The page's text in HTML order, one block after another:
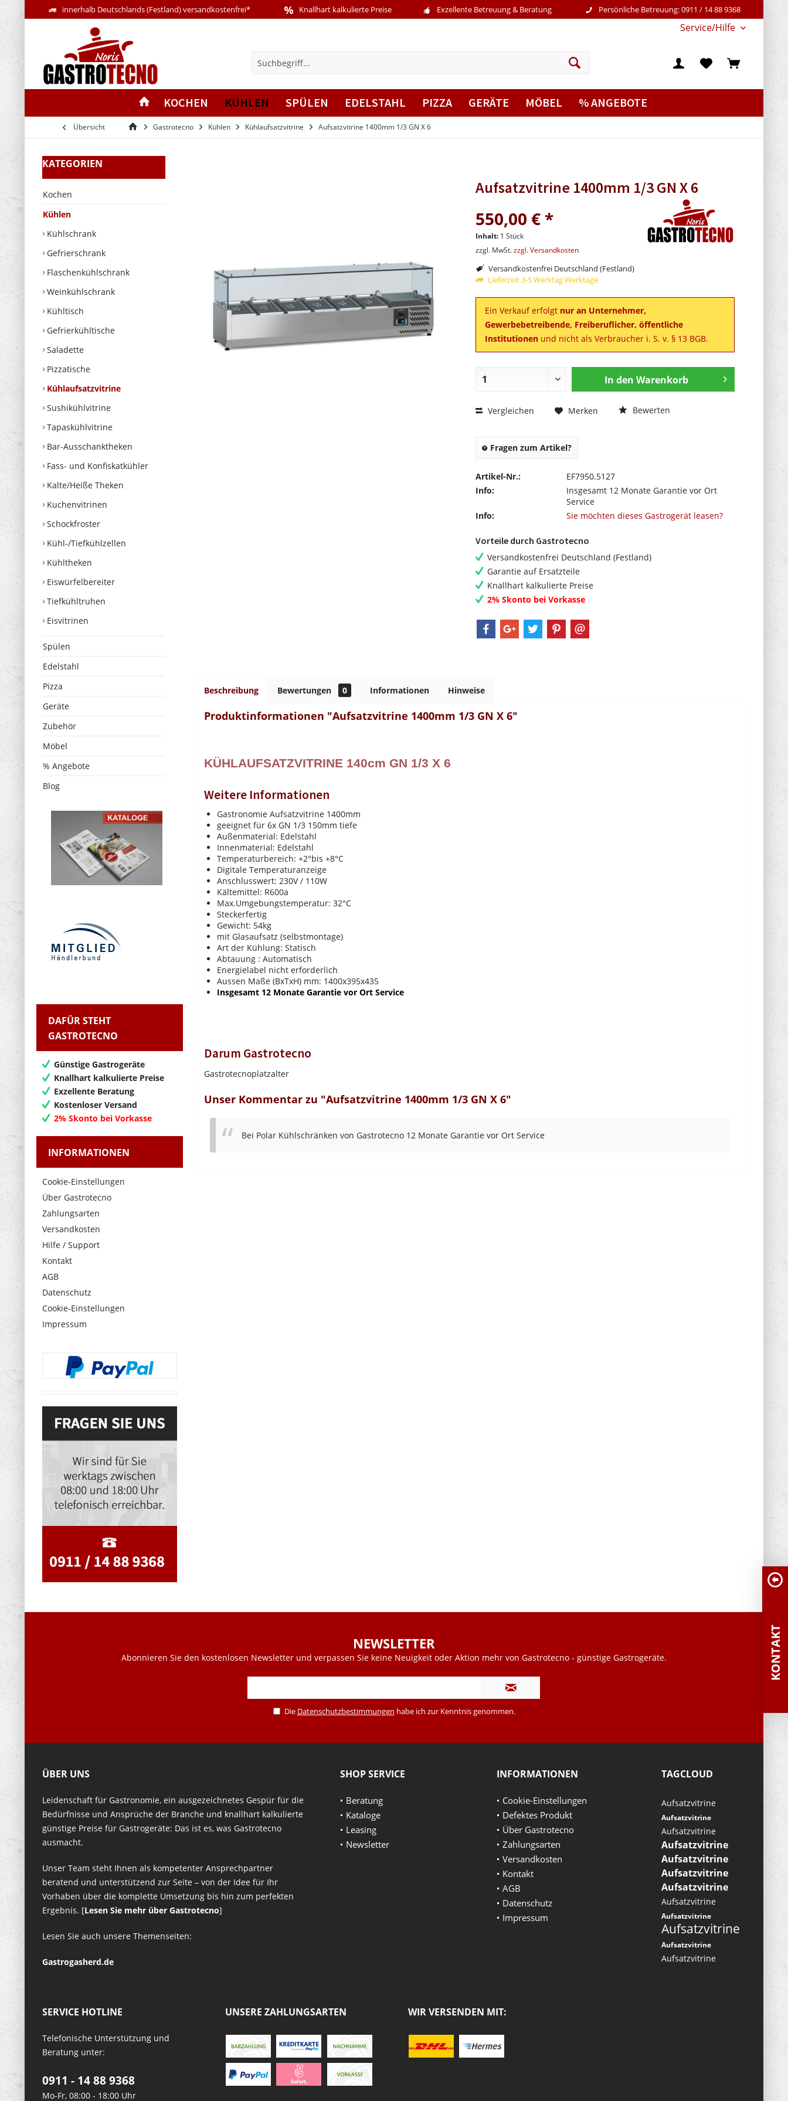
innerhalb Deutschlands (Festland) versandkostenfrei* Knallhart kalkulierte Preise Exzellente Betreuung & Beratung Persönliche Betreuung: 0911 / 14 88 9368
Service/Hilfe
KOCHEN KÜHLEN SPÜLEN EDELSTAHL PIZZA GERÄTE MÖBEL % ANGEBOTE
Übersicht Gastrotecno Kühlen Kühlaufsatzvitrine Aufsatzvitrine 1400mm 1/3 GN X 6
KATEGORIEN
Kochen
Kühlen
Kühlschrank
Gefrierschrank
Flaschenkühlschrank
Weinkühlschrank
Kühltisch
Gefrierkühltische
Saladette
Pizzatische
Kühlaufsatzvitrine
Sushikühlvitrine
Tapaskühlvitrine
Bar-Ausschanktheken
Fass- und Konfiskatkühler
Kalte/Heiße Theken
Kuchenvitrinen
Schockfroster
Kühl-/Tiefkühlzellen
Kühltheken
Eiswürfelbereiter
Tiefkühltruhen
Eisvitrinen
Spülen
Edelstahl
Pizza
Geräte
Zubehör
Möbel
% Angebote
Blog
DAFÜR STEHT
GASTROTECNO
Günstige Gastrogeräte
Knallhart kalkulierte Preise
Exzellente Beratung
Kostenloser Versand
2% Skonto bei Vorkasse
INFORMATIONEN
Cookie-Einstellungen
Über Gastrotecno
Zahlungsarten
Versandkosten
Hilfe / Support
Kontakt
AGB
Datenschutz
Cookie-Einstellungen
Impressum
Aufsatzvitrine 1400mm 1/3 GN X 6
550,00 € *
Inhalt: 1 Stück
zzgl. MwSt.zzgl. Versandkosten
Versandkostenfrei Deutschland (Festland)
Lieferzeit 3-5 Werktag Werktage
Ein Verkauf erfolgt nur an Unternehmer,
Gewerbebetreibende, Freiberuflicher, öffentliche
Institutionen und nicht als Verbraucher i. S. v. § 13 BGB.
In den Warenkorb
Vergleichen Merken Bewerten
Fragen zum Artikel?
Artikel-Nr.:
EF7950.5127
Info:
Insgesamt 12 Monate Garantie vor Ort
Service
Info:
Sie möchten dieses Gastrogerät leasen?
Vorteile durch Gastrotecno
Versandkostenfrei Deutschland (Festland)
Garantie auf Ersatzteile
Knallhart kalkulierte Preise
2% Skonto bei Vorkasse
Beschreibung Bewertungen 0 Informationen Hinweise
Produktinformationen "Aufsatzvitrine 1400mm 1/3 GN X 6"
KÜHLAUFSATZVITRINE 140cm GN 1/3 X 6
Weitere Informationen
Gastronomie Aufsatzvitrine 1400mm
geeignet für 6x GN 1/3 150mm tiefe
Außenmaterial: Edelstahl
Innenmaterial: Edelstahl
Temperaturbereich: +2°bis +8°C
Digitale Temperaturanzeige
Anschlusswert: 230V / 110W
Kältemittel: R600a
Max.Umgebungstemperatur: 32°C
Steckerfertig
Gewicht: 54kg
mit Glasaufsatz (selbstmontage)
Art der Kühlung: Statisch
Abtauung : Automatisch
Energielabel nicht erforderlich
Aussen Maße (BxTxH) mm: 1400x395x435
Insgesamt 12 Monate Garantie vor Ort Service
Darum Gastrotecno
Gastrotecnoplatzalter
Unser Kommentar zu "Aufsatzvitrine 1400mm 1/3 GN X 6"
Bei Polar Kühlschränken von Gastrotecno 12 Monate Garantie vor Ort Service
NEWSLETTER
Abonnieren Sie den kostenlosen Newsletter und verpassen Sie keine Neuigkeit oder Aktion mehr von Gastrotecno - günstige Gastrogeräte.
Die Datenschutzbestimmungen habe ich zur Kenntnis genommen.
ÜBER UNS
Leidenschaft für Gastronomie, ein ausgezeichnetes Gespür für die
Bedürfnisse und Ansprüche der Branche und knallhart kalkulierte
günstige Preise für Gastrogeräte: Das ist es, was Gastrotecno
ausmacht.
Unser Team steht Ihnen als kompetenter Ansprechpartner
beratend und unterstützend zur Seite – von der Idee für Ihr
Vorhaben über die komplette Umsetzung bis hin zum perfekten
Ergebnis. [Lesen Sie mehr über Gastrotecno]
Lesen Sie auch unsere Themenseiten:
Gastrogasherd.de
SHOP SERVICE
Beratung
Kataloge
Leasing
Newsletter
INFORMATIONEN
Cookie-Einstellungen
Defektes Produkt
Über Gastrotecno
Zahlungsarten
Versandkosten
Kontakt
AGB
Datenschutz
Impressum
TAGCLOUD
Aufsatzvitrine
Aufsatzvitrine
Aufsatzvitrine
Aufsatzvitrine
Aufsatzvitrine
Aufsatzvitrine
Aufsatzvitrine
Aufsatzvitrine
Aufsatzvitrine
Aufsatzvitrine
Aufsatzvitrine
Aufsatzvitrine
SERVICE HOTLINE
Telefonische Unterstützung und
Beratung unter:
0911 - 14 88 9368
Mo-Fr, 08:00 - 18:00 Uhr
UNSERE ZAHLUNGSARTEN WIR VERSENDEN MIT:
KONTAKT